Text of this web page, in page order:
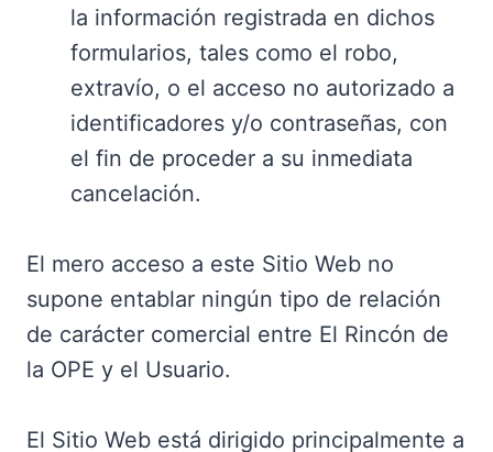
la información registrada en dichos
formularios, tales como el robo,
extravío, o el acceso no autorizado a
identificadores y/o contraseñas, con
el fin de proceder a su inmediata
cancelación.
El mero acceso a este Sitio Web no
supone entablar ningún tipo de relación
de carácter comercial entre El Rincón de
la OPE y el Usuario.
El Sitio Web está dirigido principalmente a